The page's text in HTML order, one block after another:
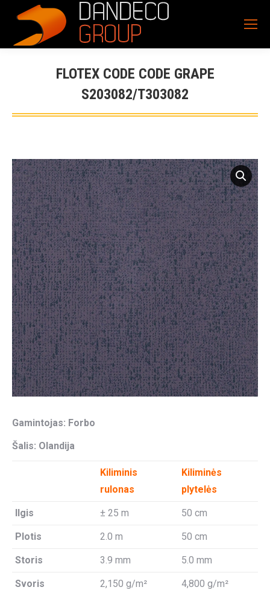
FLOTEX CODE CODE GRAPE
S203082/T303082
Gamintojas: Forbo
Šalis: Olandija
Kiliminis
rulonas
Kiliminės
plytelės
Ilgis ± 25 m 50 cm
Plotis 2.0 m 50 cm
Storis 3.9 mm 5.0 mm
Svoris 2,150 g/m² 4,800 g/m²